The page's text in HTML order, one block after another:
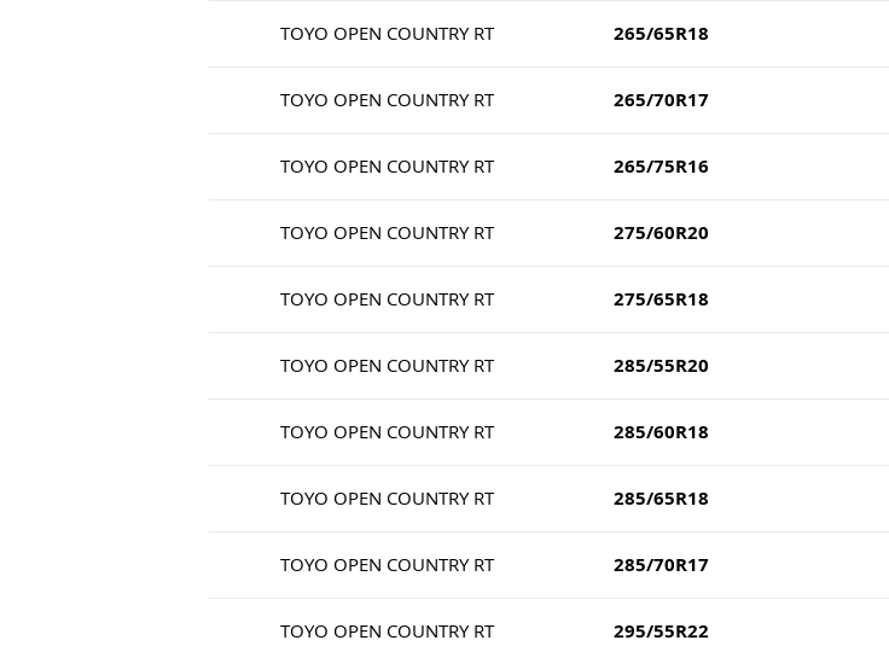
TOYO OPEN COUNTRY RT 265/65R18
TOYO OPEN COUNTRY RT 265/70R17
TOYO OPEN COUNTRY RT 265/75R16
TOYO OPEN COUNTRY RT 275/60R20
TOYO OPEN COUNTRY RT 275/65R18
TOYO OPEN COUNTRY RT 285/55R20
TOYO OPEN COUNTRY RT 285/60R18
TOYO OPEN COUNTRY RT 285/65R18
TOYO OPEN COUNTRY RT 285/70R17
TOYO OPEN COUNTRY RT 295/55R22